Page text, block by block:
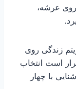
عرشه،
زندگی روی
است انتخاب
با چهار